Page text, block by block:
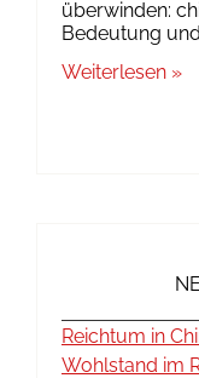
überwinden:
Bedeutung
Weiterlesen »
Reichtum in
Wohlstand im